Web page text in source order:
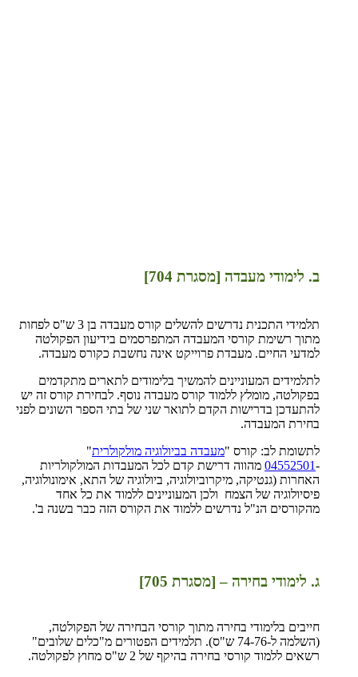
ב. לימודי מעבדה [מסגרת 704]
תלמידי התכנית נדרשים להשלים קורס מעבדה בן 3 ש"ס לפחות
מתוך רשימת קורסי המעבדה המתפרסמים בידיעון הפקולטה
למדעי החיים. מעבדת פרוייקט אינה נחשבת כקורס מעבדה.
לתלמידים המעוניינים להמשיך בלימודים לתארים מתקדמים
בפקולטה, מומלץ ללמוד קורס מעבדה נוסף. לבחירת קורס זה יש
להתעדכן בדרישות הקדם לתואר שני של בתי הספר השונים לפני
בחירת המעבדה.
לתשומת לב: קורס "מעבדה בביולוגיה מולקולרית"
-
04552501 מהווה דרישת קדם לכל המעבדות המולקולריות
האחרות (גנטיקה, מיקרוביולוגיה, ביולוגיה של התא, אימונולוגיה,
פיסיולוגיה של הצמח ולכן המעוניינים ללמוד את כל אחד
מהקורסים הנ"ל נדרשים ללמוד את הקורס הזה כבר בשנה ב'.
ג. לימודי בחירה – [מסגרת 705]
חייבים בלימודי בחירה מתוך קורסי הבחירה של הפקולטה,
(השלמה ל-74-76 ש"ס). תלמידים הפטורים מ"כלים שלובים"
רשאים ללמוד קורסי בחירה בהיקף של 2 ש"ס מחוץ לפקולטה.